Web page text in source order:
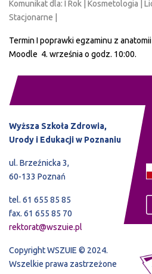
Komunikat dla: I Rok | Kosmetologia |
Stacjonarne |
Termin I poprawki egzaminu z
Moodle 4. września o godz. 10:00.
Wyższa Szkoła Zdrowia,
Urody i Edukacji w Poznaniu
ul. Brzeźnicka 3,
60-133 Poznań
tel. 61 655 85 85
fax. 61 655 85 70
rektorat@wszuie.pl
Copyright WSZUIE © 2024.
Wszelkie prawa zastrzeżone